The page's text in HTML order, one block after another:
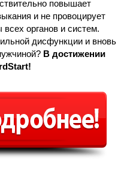
повышает
и не провоцирует
органов и систем.
дисфункции и вновь
В достижении